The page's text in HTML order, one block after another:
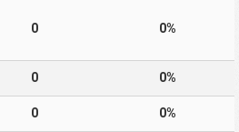
0 0%
0 0%
0 0%